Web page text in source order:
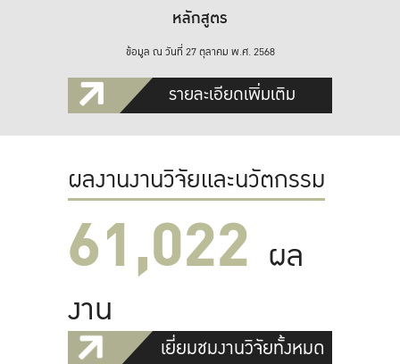
หลักสูตร
ข้อมูล ณ วันที่ 27 ตุลาคม พ.ศ. 2568
รายละเอียดเพิ่มเติม
ผลงานงานวิจัยและนวัตกรรม
61,022 ผล
งาน
เยี่ยมชมงานวิจัยทั้งหมด